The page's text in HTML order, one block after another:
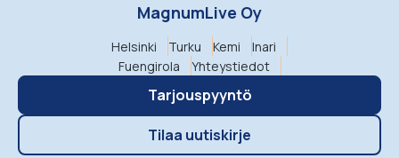
MagnumLive Oy
Helsinki Turku Kemi
Inari
Fuengirola
Yhteystiedot
Tarjouspyyntö
Tilaa uutiskirje